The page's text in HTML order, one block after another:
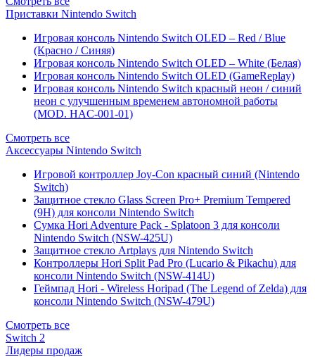
Приставки Nintendo Switch
Игровая консоль Nintendo Switch OLED – Red / Blue
(Красно / Синяя)
Игровая консоль Nintendo Switch OLED – White (Белая)
Игровая консоль Nintendo Switch OLED (GameReplay)
Игровая консоль Nintendo Switch красный неон / синий
неон с улучшенным временем автономной работы
(MOD. HAC-001-01)
Смотреть все
Аксессуары Nintendo Switch
Игровой контроллер Joy-Con красный синий (Nintendo
Switch)
Защитное стекло Glass Screen Pro+ Premium Tempered
(9H) для консоли Nintendo Switch
Сумка Hori Adventure Pack - Splatoon 3 для консоли
Nintendo Switch (NSW-425U)
Защитное стекло Artplays для Nintendo Switch
Контроллеры Hori Split Pad Pro (Lucario & Pikachu) для
консоли Nintendo Switch (NSW-414U)
Геймпад Hori - Wireless Horipad (The Legend of Zelda) для
консоли Nintendo Switch (NSW-479U)
Смотреть все
Switch 2
Лидеры продаж